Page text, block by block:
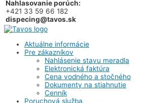
Nahlasovanie porúch:
+421 33 59 66 182
dispecing@tavos.sk
Aktuálne informácie
Pre zákazníkov
Nahlásenie stavu meradla
Elektronická faktúra
Cena vodného a stočného
Dokumenty na stiahnutie
Cenník
Poruchová služba